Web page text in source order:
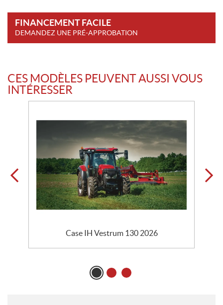
FINANCEMENT FACILE
DEMANDEZ UNE PRÉ-APPROBATION
CES MODÈLES PEUVENT AUSSI VOUS
INTÉRESSER
Case IH Vestrum 130 2026